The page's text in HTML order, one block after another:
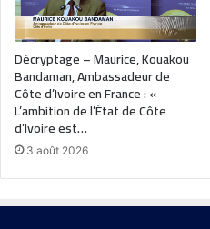
Décryptage – Maurice, Kouakou
Bandaman, Ambassadeur de
Côte d’Ivoire en France : «
L’ambition de l’État de Côte
d’Ivoire est…
3 août 2026